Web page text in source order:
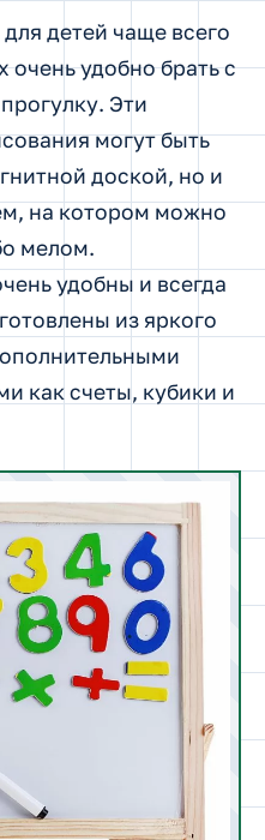
детей чаще всего
удобно брать с
Эти
могут быть
доской, но и
на котором можно
мелом.
удобны и всегда
из яркого
как счеты, кубики и